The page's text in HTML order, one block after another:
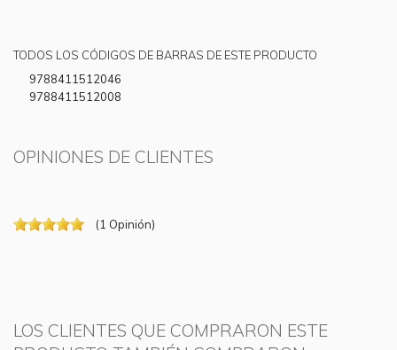
TODOS LOS CÓDIGOS DE BARRAS DE ESTE PRODUCTO
9788411512046
9788411512008
OPINIONES DE CLIENTES
(1 Opinión)
LOS CLIENTES QUE COMPRARON ESTE